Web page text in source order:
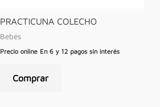
PRACTICUNA COLECHO
Bebés
Precio online En 6 y 12 pagos sin interés
Comprar